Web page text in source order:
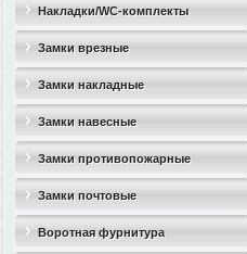
Накладки/WC-комплекты
Замки врезные
Замки накладные
Замки навесные
Замки противопожарные
Замки почтовые
Воротная фурнитура